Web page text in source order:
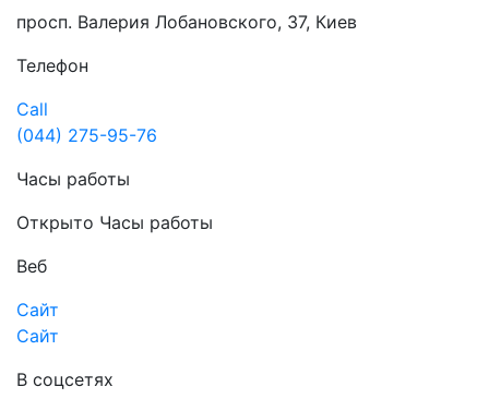
просп. Валерия Лобановского, 37, Киев
Телефон
Call
(044) 275-95-76
Часы работы
Открыто Часы работы
Веб
Сайт
Сайт
В соцсетях